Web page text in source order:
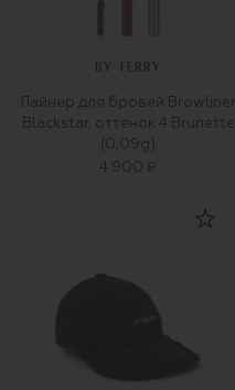
BY TERRY
Лайнер для бровей Browliner
Blackstar, оттенок 4 Brunette
(0,09g)
4 900 ₽